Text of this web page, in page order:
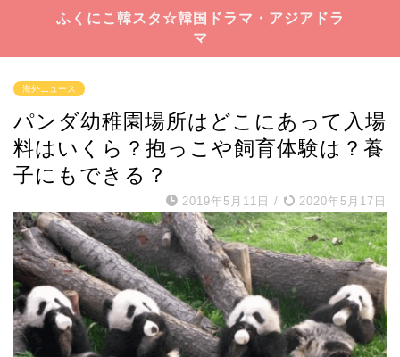
ふくにこ韓スタ☆韓国ドラマ・アジアドラ
マ
海外ニュース
パンダ幼稚園場所はどこにあって入場
料はいくら？抱っこや飼育体験は？養
子にもできる？
2019年5月11日 / 2020年5月17日